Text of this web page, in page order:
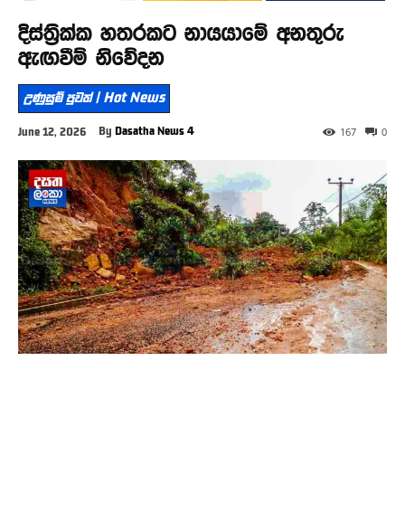
දිස්ත්‍රික්ක හතරකට නායයාමේ අනතුරු
ඇඟවීම් නිවේදන
උණුසුම් පුවත් | Hot News
June 12, 2026 By Dasatha News 4 0
167